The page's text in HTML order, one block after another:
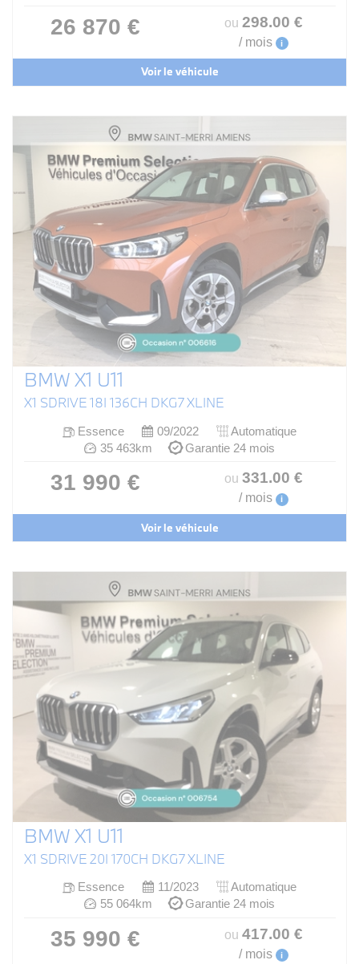
26 870 € ou 298.00 €
/ mois i
Voir le véhicule
BMW X1 U11
X1 SDRIVE 18I 136CH DKG7 XLINE
Essence 09/2022
Automatique
35 463km
Garantie 24 mois
31 990 € ou 331.00 €
/ mois i
Voir le véhicule
BMW X1 U11
X1 SDRIVE 20I 170CH DKG7 XLINE
Essence 11/2023
Automatique
55 064km
Garantie 24 mois
35 990 € ou 417.00 €
/ mois i